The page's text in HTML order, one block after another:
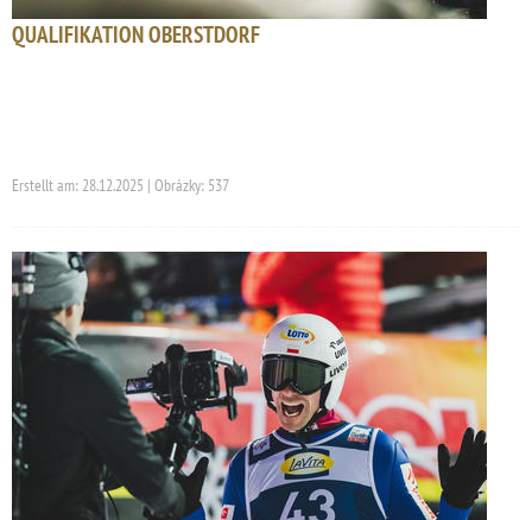
QUALIFIKATION OBERSTDORF
Erstellt am: 28.12.2025 | Obrázky: 537